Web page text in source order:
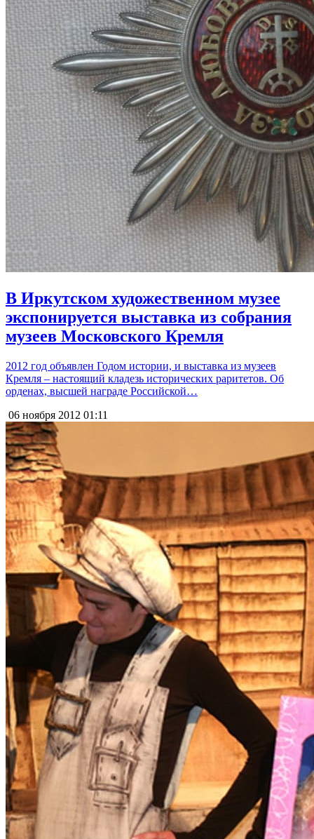
В Иркутском художественном музее
экспонируется выставка из собрания
музеев Московского Кремля
2012 год объявлен Годом истории, и выставка из музеев
Кремля – настоящий кладезь исторических раритетов. Об
орденах, высшей награде Российской…
06 ноября 2012 01:11